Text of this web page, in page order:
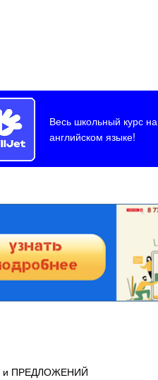
Весь школьный курс на
английском языке!
ПРЕДЛОЖЕНИЙ